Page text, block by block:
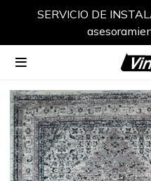
SERVICIO DE
